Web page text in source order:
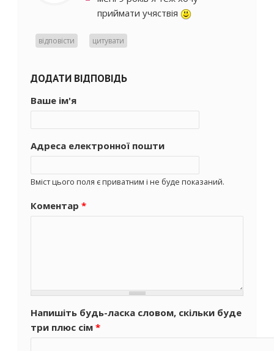
приймати учяствія
відповісти цитувати
ДОДАТИ ВІДПОВІДЬ
Ваше ім'я
Адреса електронної пошти
Вміст цього поля є приватним і не буде показаний.
Коментар *
Напишіть будь-ласка словом, скільки буде
три плюс сім *